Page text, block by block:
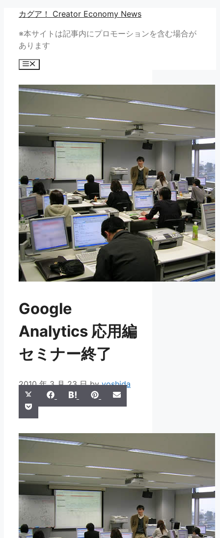
カグア！ Creator Economy News
※本サイトは記事内にプロモーションを含む場合が
あります
メ
ー
Google
Analytics 応用編
セミナー終了
2010 年 3 月 23 日 byyoshida
Share
on
(Twitter)
Share
on
Facebook
Share
on
Hatena Share
on
PinterestShare
on
Share
on
Pocket